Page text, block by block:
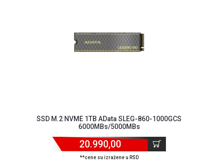
SSD M.2 NVME 1TB AData SLEG-860-1000GCS
6000MBs/5000MBs
20.990,00
**cene su izražene u RSD